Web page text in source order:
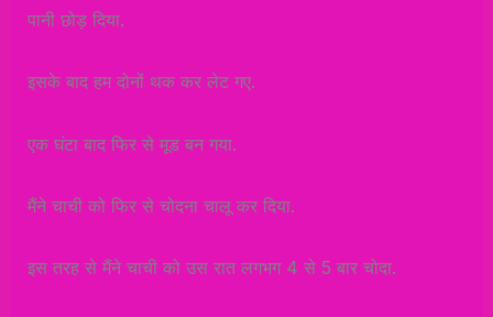
पानी छोड़ दिया.
इसके बाद हम दोनों थक कर लेट गए.
एक घंटा बाद फिर से मूड बन गया.
मैंने चाची को फिर से चोदना चालू कर दिया.
इस तरह से मैंने चाची को उस रात लगभग 4 से 5 बार चोदा.